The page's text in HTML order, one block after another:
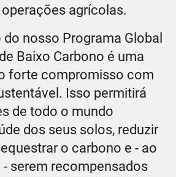
agrícolas.
nosso Programa Global
Baixo Carbono é uma
forte compromisso com
Isso permitirá
de todo o mundo
dos seus solos, reduzir
o carbono e - ao
serem recompensados